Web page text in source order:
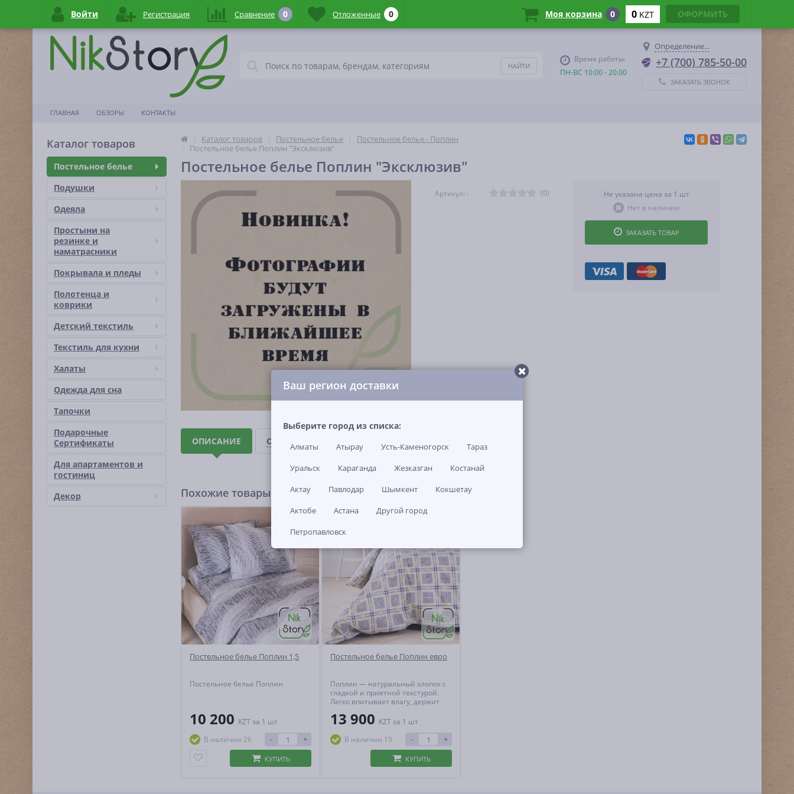
Время работы:
ПН-ВС 10:00 - 20:00
Определение...
+7 (700) 785-50-00
ЗАКАЗАТЬ ЗВОНОК
ГЛАВНАЯ ОБЗОРЫ КОНТАКТЫ
Каталог товаров
Постельное белье
Подушки
Одеяла
Простыни на
резинке и
наматраcники
Покрывала и пледы
Полотенца и
коврики
Детский текстиль
Текстиль для кухни
Халаты
Одежда для сна
Тапочки
Подарочные
Сертификаты
Для апартаментов и
гостиниц
Декор
Каталог товаров Постельное белье
Постельное белье - Поплин
Постельное белье Поплин "Эксклюзив"
Постельное белье Поплин "Эксклюзив"
Артикул: - (0)
Не указана цена за 1 шт
Нет в наличии
ЗАКАЗАТЬ ТОВАР
ОПИСАНИЕ ОТЗЫВЫ И ВОПРОСЫ
Похожие товары
Постельное белье Поплин 1,5
Постельное белье Поплин
10 200 KZTза 1 шт
В наличии 26
- +
КУПИТЬ
Постельное белье Поплин евро
Поплин — натуральный хлопок с
гладкой и приятной текстурой.
Легко впитывает влагу, держит
создавая идеальный
гипоаллергенен и не теряет
форму даже при активной
эксплуатации.
13 900 KZTза 1 шт
В наличии 19
- +
КУПИТЬ
Ваш регион доставки
Выберите город из списка:
Алматы Атырау Усть-Каменогорск
Тараз
Уральск
Караганда Жезказган
Костанай
Актау
Павлодар Шымкент
Кокшетау
Актобе
Астана
Другой город
Петропавловск
Войти Регистрация Сравнение 0 Отложенные 0 Моя корзина 0 0 KZT ОФОРМИТЬ